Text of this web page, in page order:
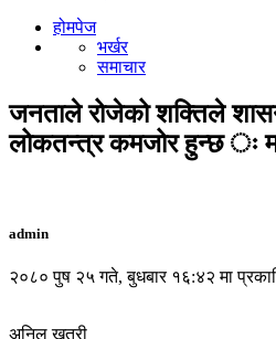
होमपेज
भर्खर
समाचार
जनताले रोजेको शक्तिले
लोकतन्त्र कमजोर हुन्छ ः
admin
२०८० पुष २५ गते, बुधबार १६:४२ मा
अनिल खत्री